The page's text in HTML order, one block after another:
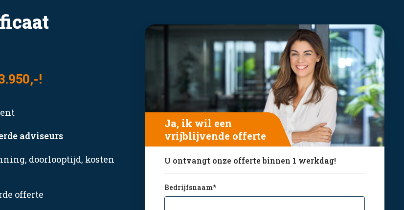
!
adviseurs
doorlooptijd, kosten
offerte
Ja, ik wil een
vrijblijvende offerte
U ontvangt onze offerte binnen 1 werkdag!
Bedrijfsnaam*